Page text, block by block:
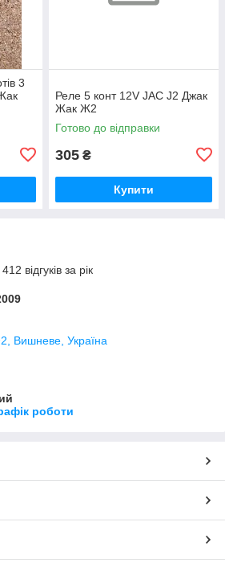
3
Реле 5 конт 12V JAC J2 Джак
Жак Ж2
Готово до відправки
305 ₴
Купити
відгуків за рік
Вишневе, Україна
роботи